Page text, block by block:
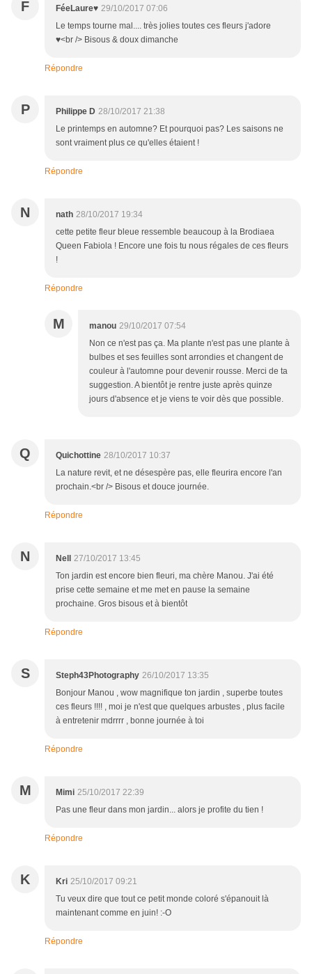
F FéeLaure♥ 29/10/2017 07:06
Le temps tourne mal.... très jolies toutes ces fleurs j'adore
♥<br /> Bisous & doux dimanche
Répondre
P Philippe D 28/10/2017 21:38
Le printemps en automne? Et pourquoi pas? Les saisons ne
sont vraiment plus ce qu'elles étaient !
Répondre
N nath 28/10/2017 19:34
cette petite fleur bleue ressemble beaucoup à la Brodiaea
Queen Fabiola ! Encore une fois tu nous régales de ces fleurs
!
Répondre
M manou 29/10/2017 07:54
Non ce n'est pas ça. Ma plante n'est pas une plante à
bulbes et ses feuilles sont arrondies et changent de
couleur à l'automne pour devenir rousse. Merci de ta
suggestion. A bientôt je rentre juste après quinze
jours d'absence et je viens te voir dès que possible.
Q Quichottine 28/10/2017 10:37
La nature revit, et ne désespère pas, elle fleurira encore l'an
prochain.<br /> Bisous et douce journée.
Répondre
N Nell
27/10/2017 13:45
Ton jardin est encore bien fleuri, ma chère Manou. J'ai été
prise cette semaine et me met en pause la semaine
prochaine. Gros bisous et à bientôt
Répondre
S Steph43Photography 26/10/2017 13:35
Bonjour Manou , wow magnifique ton jardin , superbe toutes
ces fleurs !!!! , moi je n'est que quelques arbustes , plus facile
à entretenir mdrrrr , bonne journée à toi
Répondre
M Mimi 25/10/2017 22:39
Pas une fleur dans mon jardin... alors je profite du tien !
Répondre
K Kri 25/10/2017 09:21
Tu veux dire que tout ce petit monde coloré s'épanouit là
maintenant comme en juin! :-O
Répondre